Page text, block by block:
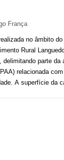
França
no âmbito
Rural
delimitando parte da
relacionada
A superfície da